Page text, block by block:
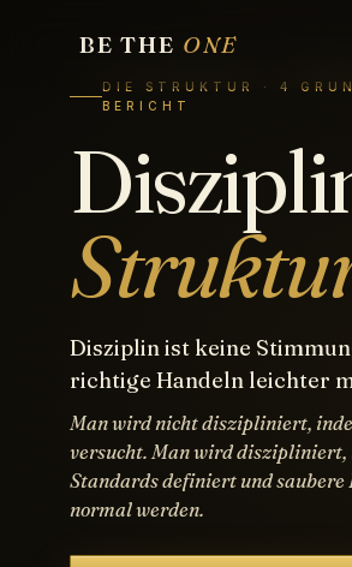
BE THE ONE
DIE STRUKTUR · 4
BERICHT
Disziplin ist keine
richtige Handeln leichter
Man wird nicht diszipliniert,
versucht. Man wird diszipliniert,
Standards definiert und
normal werden.